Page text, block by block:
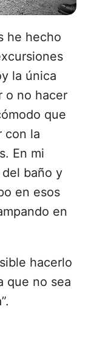
he hecho
la única
o no hacer
que
con la
En mi
baño y
en esos
en
hacerlo
que no sea